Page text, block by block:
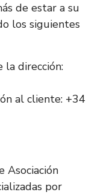
de estar a su
los siguientes
la dirección:
al cliente: +34
Asociación
por